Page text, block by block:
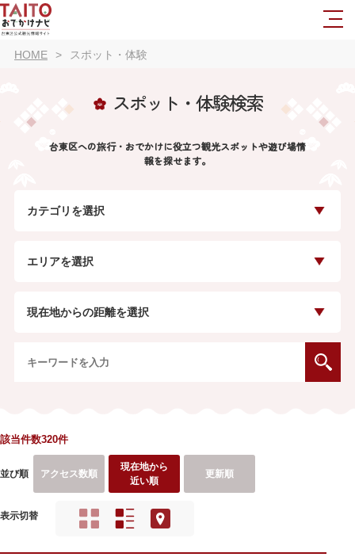
HOME スポット・体験
スポット・体験検索
台東区への旅行・おでかけに役立つ観光スポットや遊び場情
報を探せます。
カテゴリを選択
エリアを選択
現在地からの距離を選択
該当件数320件
並び順 アクセス数順
現在地から
近い順
更新順
表示切替